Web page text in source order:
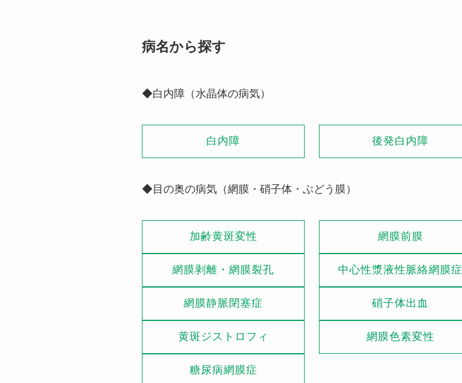
病名から探す
◆白内障（水晶体の病気）
白内障 後発白内障
◆目の奥の病気（網膜・硝子体・ぶどう膜）
加齢黄斑変性 網膜前膜
網膜剥離・網膜裂孔 中心性漿液性脈絡網膜症
網膜静脈閉塞症 硝子体出血
黄斑ジストロフィ 網膜色素変性
糖尿病網膜症